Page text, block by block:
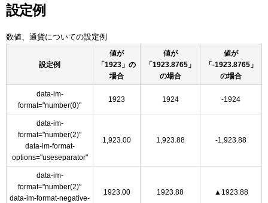
設定例
数値、通貨についての設定例
設定例
値が
「1923」の
場合
値が
「1923.8765」
の場合
値が
「-1923.8765」
の場合
data-im-
format="number(0)"
1923 1924 -1924
data-im-
format="number(2)"
data-im-format-
options="useseparator"
1,923.00 1,923.88 -1,923.88
data-im-
format="number(2)"
data-im-format-negative-
1923.00 1923.88 ▲1923.88